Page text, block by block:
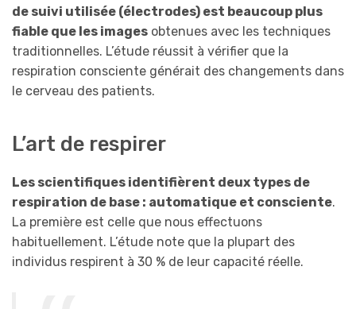
de suivi utilisée (électrodes) est beaucoup plus
fiable que les images obtenues avec les techniques
traditionnelles. L’étude réussit à vérifier que la
respiration consciente générait des changements dans
le cerveau des patients.
L’art de respirer
Les scientifiques identifièrent deux types de
respiration de base : automatique et consciente.
La première est celle que nous effectuons
habituellement. L’étude note que la plupart des
individus respirent à 30 % de leur capacité réelle.